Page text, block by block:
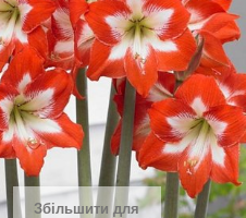
Збільшити для